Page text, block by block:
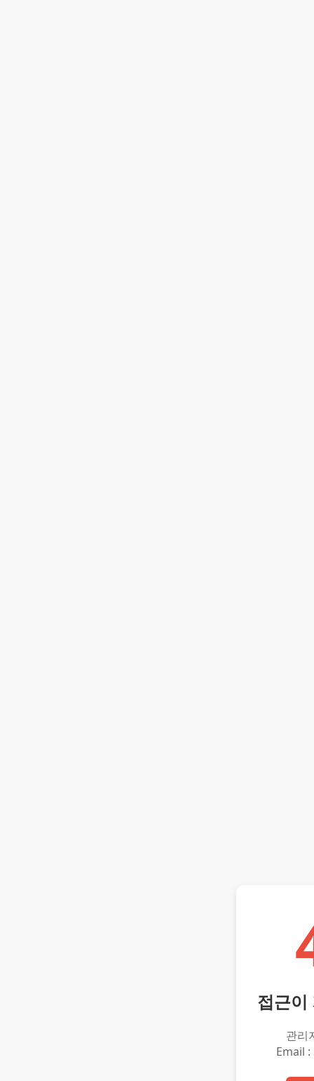
접근이
관리
Email